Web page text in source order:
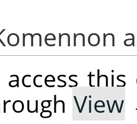
access
View